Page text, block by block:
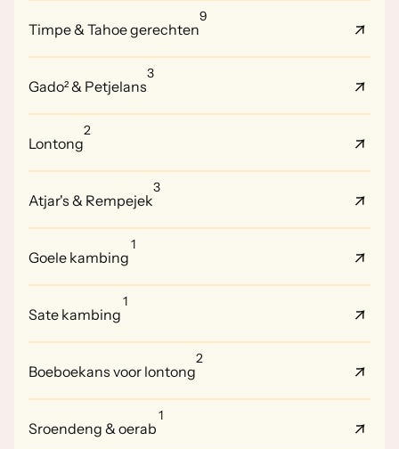
Timpe & Tahoe gerechten
9
Gado² & Petjelans
3
Lontong
2
Atjar's & Rempejek
3
Goele kambing
1
Sate kambing
1
Boeboekans voor lontong
2
Sroendeng & oerab
1